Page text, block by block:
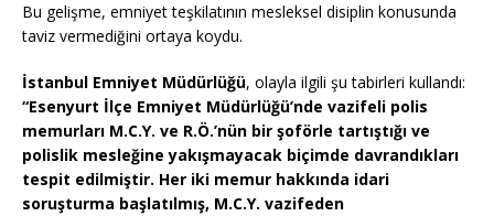
Bu gelişme, emniyet teşkilatının mesleksel disiplin konusunda
taviz vermediğini ortaya koydu.
İstanbul Emniyet Müdürlüğü, olayla ilgili şu tabirleri kullandı:
“Esenyurt İlçe Emniyet Müdürlüğü’nde vazifeli polis
memurları M.C.Y. ve R.Ö.’nün bir şoförle tartıştığı ve
polislik mesleğine yakışmayacak biçimde davrandıkları
tespit edilmiştir. Her iki memur hakkında idari
soruşturma başlatılmış, M.C.Y. vazifeden